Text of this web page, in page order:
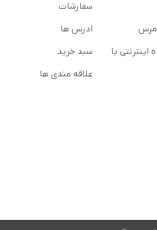
اینترنتی با
سفارشات
ادرس ها
سبد خرید
علاقه مندی ها